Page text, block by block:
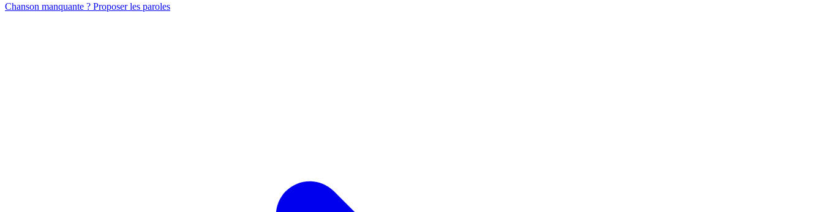
Chanson manquante ? Proposer les paroles